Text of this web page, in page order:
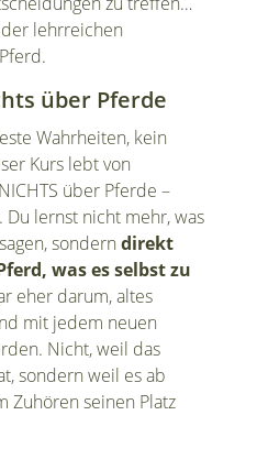
lehrreichen
über Pferde
Wahrheiten, kein
Kurs lebt von
über Pferde –
lernst nicht mehr, was
sonderndirekt
was es selbst zu
eher darum, altes
mit jedem neuen
Nicht, weil das
sondern weil es ab
Zuhören seinen Platz